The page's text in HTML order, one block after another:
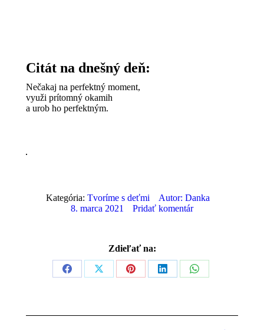
Citát na dnešný deň:
Nečakaj na perfektný moment,
využi prítomný okamih
a urob ho perfektným.
Kategória: Tvoríme s deťmi Autor: Danka
8. marca 2021
Pridať komentár
Zdieľať na:
Share
Share
Share
Share
Share